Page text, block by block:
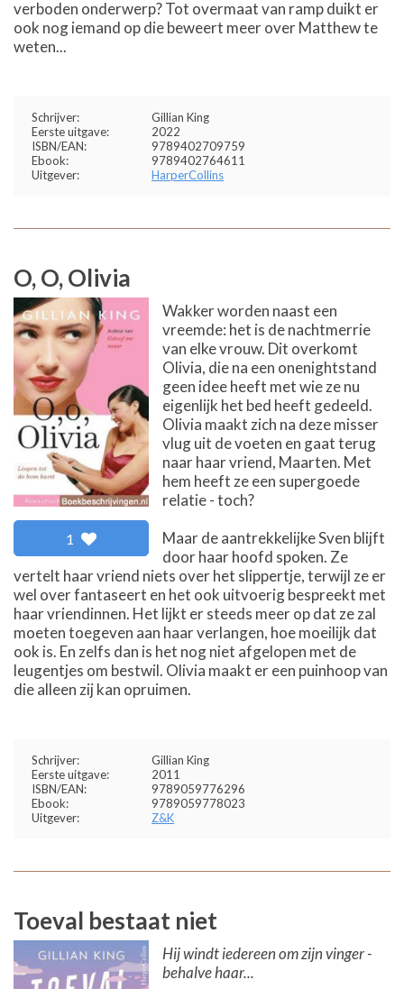
verboden onderwerp? Tot overmaat van ramp duikt er
ook nog iemand op die beweert meer over Matthew te
weten...
Schrijver:
Gillian King
Eerste uitgave:
2022
ISBN/EAN:
9789402709759
Ebook:
9789402764611
Uitgever:
HarperCollins
O, O, Olivia
1
Wakker worden naast een
vreemde: het is de nachtmerrie
van elke vrouw. Dit overkomt
Olivia, die na een onenightstand
geen idee heeft met wie ze nu
eigenlijk het bed heeft gedeeld.
Olivia maakt zich na deze misser
vlug uit de voeten en gaat terug
naar haar vriend, Maarten. Met
hem heeft ze een supergoede
relatie - toch?
Maar de aantrekkelijke Sven blijft
door haar hoofd spoken. Ze
vertelt haar vriend niets over het slippertje, terwijl ze er
wel over fantaseert en het ook uitvoerig bespreekt met
haar vriendinnen. Het lijkt er steeds meer op dat ze zal
moeten toegeven aan haar verlangen, hoe moeilijk dat
ook is. En zelfs dan is het nog niet afgelopen met de
leugentjes om bestwil. Olivia maakt er een puinhoop van
die alleen zij kan opruimen.
Schrijver:
Gillian King
Eerste uitgave:
2011
ISBN/EAN:
9789059776296
Ebook:
9789059778023
Uitgever:
Z&K
Toeval bestaat niet
Hij windt iedereen om zijn vinger -
behalve haar...